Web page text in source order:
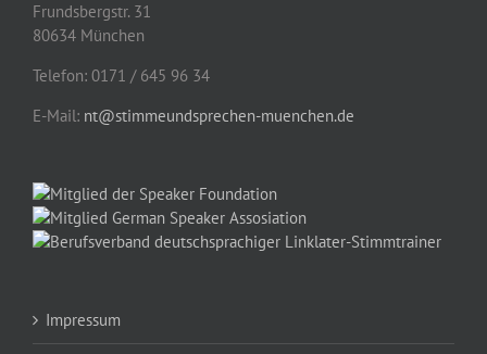
Frundsbergstr. 31
80634 München
Telefon: 0171 / 645 96 34
E-Mail: nt@stimmeundsprechen-muenchen.de
Impressum